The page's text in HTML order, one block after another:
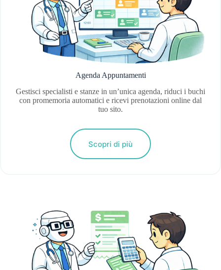
Agenda Appuntamenti
Gestisci specialisti e stanze in un’unica agenda, riduci i buchi
con promemoria automatici e ricevi prenotazioni online dal
tuo sito.
Scopri di più